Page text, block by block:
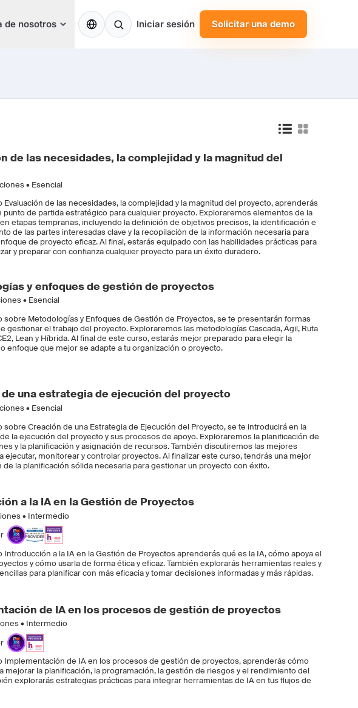
de nosotros ES Iniciar sesión Solicitar una demo
de las necesidades, la complejidad y la magnitud del
• Esencial
Evaluación de las necesidades, la complejidad y la magnitud del proyecto, aprenderás
punto de partida estratégico para cualquier proyecto. Exploraremos elementos de la
etapas tempranas, incluyendo la definición de objetivos precisos, la identificación e
de las partes interesadas clave y la recopilación de la información necesaria para
de proyecto eficaz. Al final, estarás equipado con las habilidades prácticas para
y preparar con confianza cualquier proyecto para un éxito duradero.
y enfoques de gestión de proyectos
• Esencial
sobre Metodologías y Enfoques de Gestión de Proyectos, se te presentarán formas
gestionar el trabajo del proyecto. Exploraremos las metodologías Cascada, Ágil, Ruta
Lean y Híbrida. Al final de este curso, estarás mejor preparado para elegir la
enfoque que mejor se adapte a tu organización o proyecto.
una estrategia de ejecución del proyecto
• Esencial
sobre Creación de una Estrategia de Ejecución del Proyecto, se te introducirá en la
la ejecución del proyecto y sus procesos de apoyo. Exploraremos la planificación de
y la planificación y asignación de recursos. También discutiremos las mejores
ejecutar, monitorear y controlar proyectos. Al finalizar este curso, tendrás una mejor
la planificación sólida necesaria para gestionar un proyecto con éxito.
a la IA en la Gestión de Proyectos
• Intermedio
Introducción a la IA en la Gestión de Proyectos aprenderás qué es la IA, cómo apoya el
y cómo usarla de forma ética y eficaz. También explorarás herramientas reales y
para planificar con más eficacia y tomar decisiones informadas y más rápidas.
de IA en los procesos de gestión de proyectos
• Intermedio
Implementación de IA en los procesos de gestión de proyectos, aprenderás cómo
mejorar la planificación, la programación, la gestión de riesgos y el rendimiento del
explorarás estrategias prácticas para integrar herramientas de IA en tus flujos de